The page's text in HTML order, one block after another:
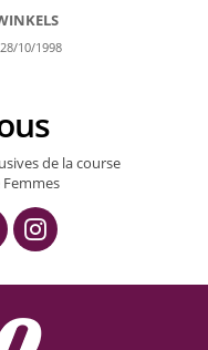
10/1998
de la course
Femmes